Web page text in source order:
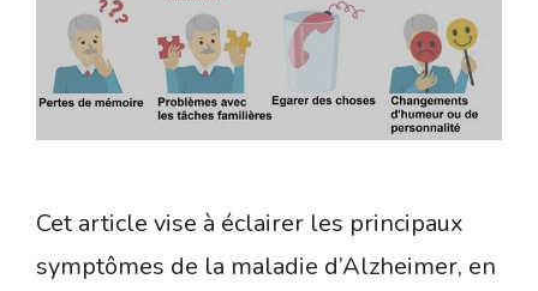
Cet article vise à éclairer les principaux
symptômes de la maladie d’Alzheimer, en